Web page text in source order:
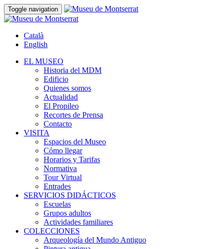
Toggle navigation
Català
English
EL MUSEO
Historia del MDM
Edificio
Quienes somos
Actualidad
El Propileo
Recortes de Prensa
Contacto
VISITA
Espacios del Museo
Cómo llegar
Horarios y Tarifas
Normativa
Tour Virtual
Entrades
SERVICIOS DIDÁCTICOS
Escuelas
Grupos adultos
Actividades familiares
COLECCIONES
Arqueología del Mundo Antiguo